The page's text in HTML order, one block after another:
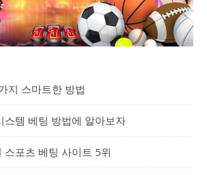
지 스마트한 방법
스템 베팅 방법에 알아보자
스포츠 베팅 사이트 5위